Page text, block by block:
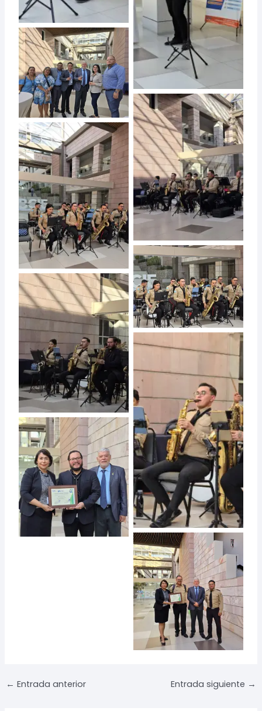
Navegación
← Entrada anterior Entrada siguiente →